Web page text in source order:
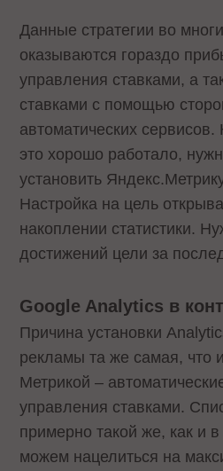
Данные стратегии во
оказываются гораздо
управления ставками, а
ставками с помощью
автоматических
это хорошо работало,
установить
Настройка на цель
накоплении статистики.
достижений цели за
Google Analytics в
Причина установки
рекламы та же самая, что
Метрикой –
управления ставками.
примерно такой же, как и
можем нацелиться на